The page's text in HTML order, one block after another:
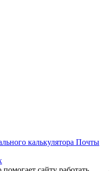
калькулятора Почты